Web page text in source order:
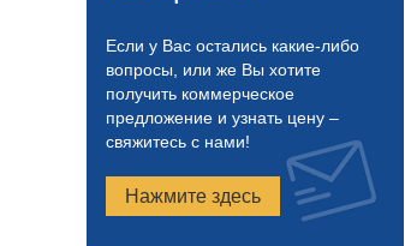
Если у Вас остались какие-либо
вопросы, или же Вы хотите
получить коммерческое
предложение и узнать цену –
свяжитесь с нами!
Нажмите здесь